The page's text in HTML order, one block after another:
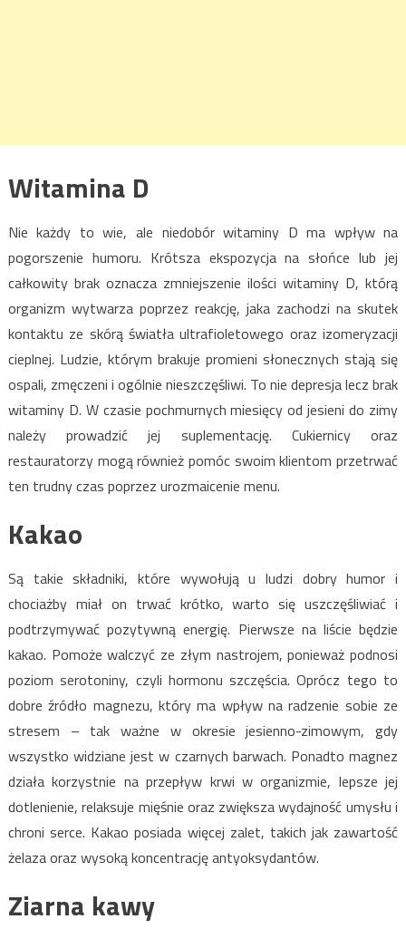
Witamina D
Nie każdy to wie, ale niedobór witaminy D ma wpływ na
pogorszenie humoru. Krótsza ekspozycja na słońce lub jej
całkowity brak oznacza zmniejszenie ilości witaminy D, którą
organizm wytwarza poprzez reakcję, jaka zachodzi na skutek
kontaktu ze skórą światła ultrafioletowego oraz izomeryzacji
cieplnej. Ludzie, którym brakuje promieni słonecznych stają się
ospali, zmęczeni i ogólnie nieszczęśliwi. To nie depresja lecz brak
witaminy D. W czasie pochmurnych miesięcy od jesieni do zimy
należy prowadzić jej suplementację. Cukiernicy oraz
restauratorzy mogą również pomóc swoim klientom przetrwać
ten trudny czas poprzez urozmaicenie menu.
Kakao
Są takie składniki, które wywołują u ludzi dobry humor i
chociażby miał on trwać krótko, warto się uszczęśliwiać i
podtrzymywać pozytywną energię. Pierwsze na liście będzie
kakao. Pomoże walczyć ze złym nastrojem, ponieważ podnosi
poziom serotoniny, czyli hormonu szczęścia. Oprócz tego to
dobre źródło magnezu, który ma wpływ na radzenie sobie ze
stresem – tak ważne w okresie jesienno-zimowym, gdy
wszystko widziane jest w czarnych barwach. Ponadto magnez
działa korzystnie na przepływ krwi w organizmie, lepsze jej
dotlenienie, relaksuje mięśnie oraz zwiększa wydajność umysłu i
chroni serce. Kakao posiada więcej zalet, takich jak zawartość
żelaza oraz wysoką koncentrację antyoksydantów.
Ziarna kawy